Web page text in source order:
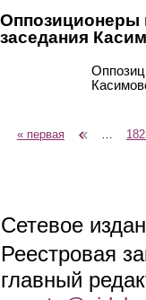
Оппозиционеры
заседания
Страницы
« первая
Сетевое
Реестровая
главный